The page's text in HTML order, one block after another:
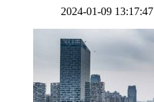
2024-01-09 13:17:47